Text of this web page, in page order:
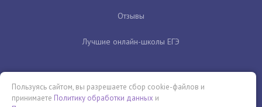
Отзывы
Лучшие онлайн-школы ЕГЭ
Пользуясь сайтом, вы разрешаете сбор cookie-файлов и
принимаете Политику обработки данных и